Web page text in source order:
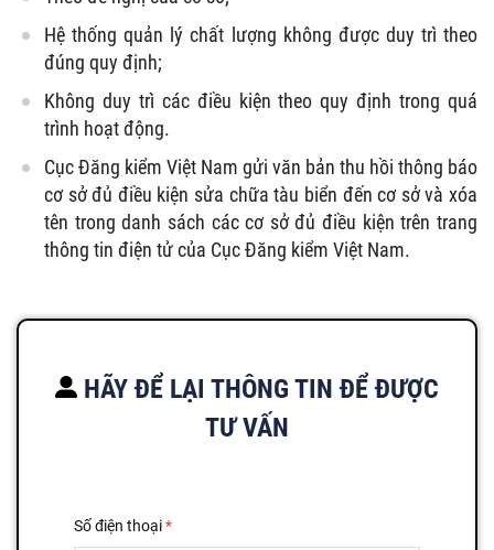
Hệ thống quản lý chất lượng không được duy trì theo
đúng quy định;
Không duy trì các điều kiện theo quy định trong quá
trình hoạt động.
Cục Đăng kiểm Việt Nam gửi văn bản thu hồi thông báo
cơ sở đủ điều kiện sửa chữa tàu biển đến cơ sở và xóa
tên trong danh sách các cơ sở đủ điều kiện trên trang
thông tin điện tử của Cục Đăng kiểm Việt Nam.
HÃY ĐỂ LẠI THÔNG TIN ĐỂ ĐƯỢC
TƯ VẤN